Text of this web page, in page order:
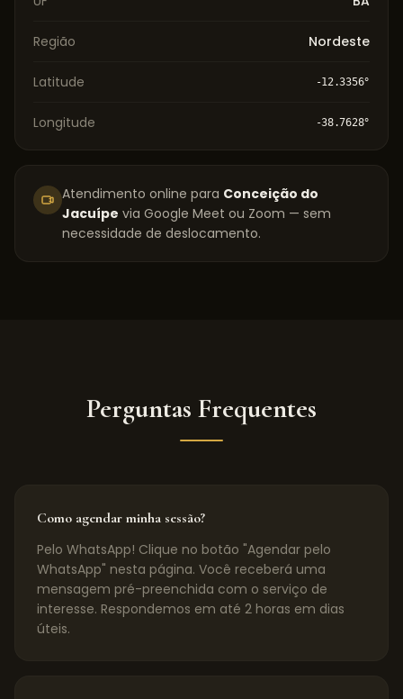
Região Nordeste
Latitude -12.3356°
Longitude -38.7628°
Atendimento online para Conceição do
Jacuípe via Google Meet ou Zoom — sem
necessidade de deslocamento.
Perguntas Frequentes
Como agendar minha sessão?
Pelo WhatsApp! Clique no botão "Agendar pelo
WhatsApp" nesta página. Você receberá uma
mensagem pré-preenchida com o serviço de
interesse. Respondemos em até 2 horas em dias
úteis.